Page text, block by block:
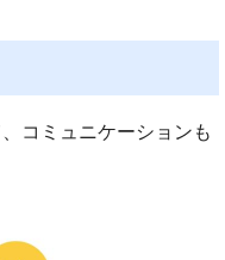
コミュニケーションも